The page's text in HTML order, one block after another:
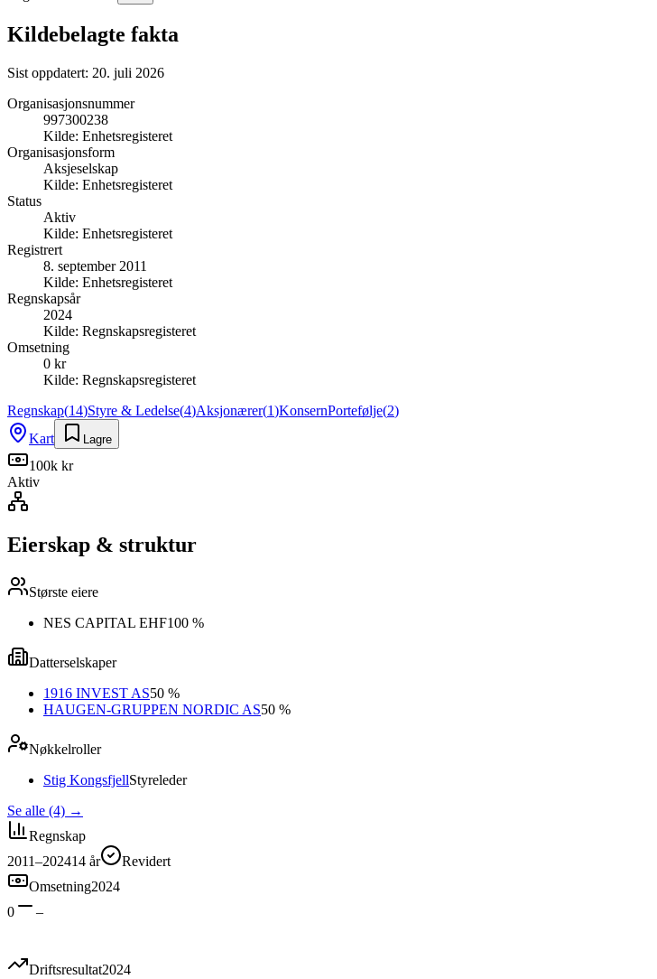
Kildebelagte fakta
Sist oppdatert: 20. juli 2026
Organisasjonsnummer
997300238
Kilde: Enhetsregisteret
Organisasjonsform
Aksjeselskap
Kilde: Enhetsregisteret
Status
Aktiv
Kilde: Enhetsregisteret
Registrert
8. september 2011
Kilde: Enhetsregisteret
Regnskapsår
2024
Kilde: Regnskapsregisteret
Omsetning
0 kr
Kilde: Regnskapsregisteret
Regnskap(14)Styre & Ledelse(4)Aksjonærer(1)KonsernPortefølje(2)
Kart
Lagre
100k kr
Aktiv
Eierskap & struktur
Største eiere
NES CAPITAL EHF100 %
Datterselskaper
1916 INVEST AS50 %
HAUGEN-GRUPPEN NORDIC AS50 %
Nøkkelroller
Stig KongsfjellStyreleder
Se alle (4) →
Regnskap
2011–202414 år
Revidert
Omsetning2024
0
–
Driftsresultat2024